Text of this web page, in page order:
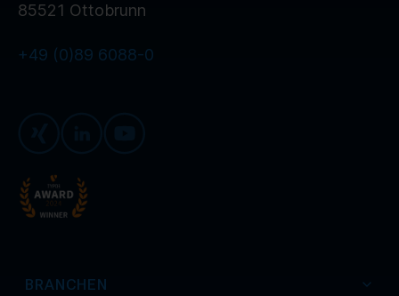
85521 Ottobrunn
+49 (0)89 6088-0
BRANCHEN